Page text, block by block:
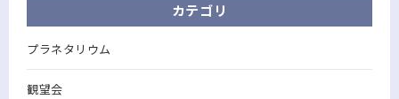
カテゴリ
プラネタリウム
観望会